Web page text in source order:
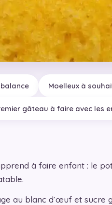
Moelleux à
gâteau à faire avec les
à faire enfant : le
au blanc d’œuf et sucre